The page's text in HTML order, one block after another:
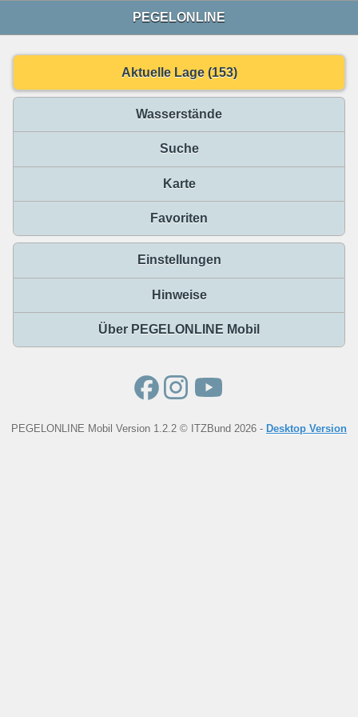
PEGELONLINE
Aktuelle Lage (153)
Wasserstände
Suche
Karte
Favoriten
Einstellungen
Hinweise
Über PEGELONLINE Mobil
PEGELONLINE Mobil Version 1.2.2 © ITZBund 2026 - Desktop Version